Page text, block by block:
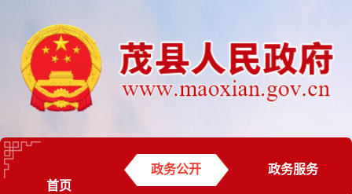
首页
政务公开 政务服务